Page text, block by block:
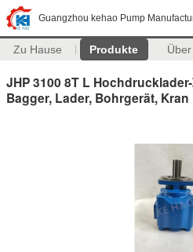
Guangzhou kehao Pump
Zu Hause Produkte
JHP 3100 8T L
Bagger, Lader, Bohrgerät, Kran